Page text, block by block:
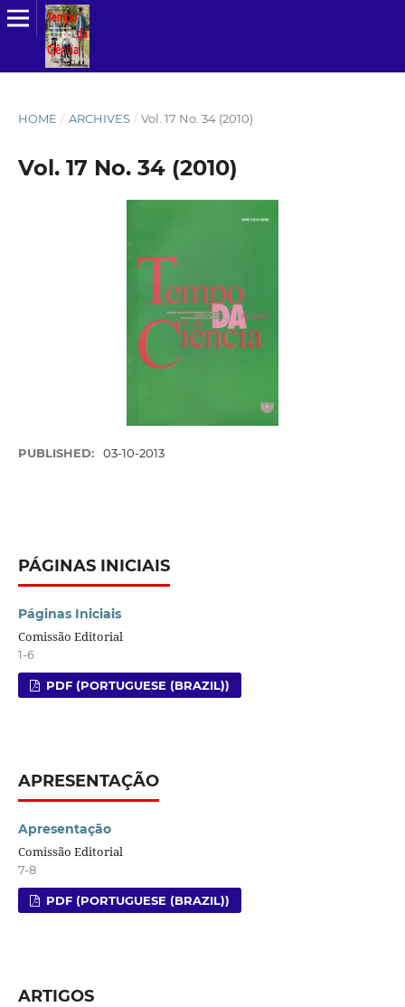
HOME / ARCHIVES / Vol. 17 No. 34 (2010)
Vol. 17 No. 34 (2010)
PUBLISHED: 03-10-2013
PÁGINAS INICIAIS
Páginas Iniciais
Comissão Editorial
1-6
PDF (PORTUGUESE (BRAZIL))
APRESENTAÇÃO
Apresentação
Comissão Editorial
7-8
PDF (PORTUGUESE (BRAZIL))
ARTIGOS